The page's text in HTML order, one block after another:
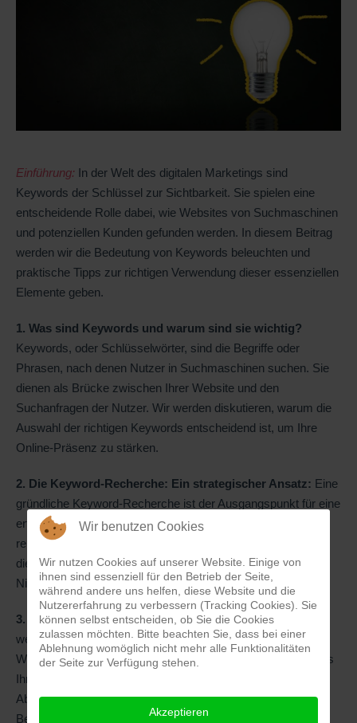
Einführung: In der Welt des digitalen Marketings sind
Keywords der Schlüssel zur Sichtbarkeit. Sie spielen eine
entscheidende Rolle dabei, wie Websites von Suchmaschinen
und potenziellen Kunden gefunden werden. In diesem Beitrag
werden wir die Bedeutung von Keywords beleuchten und
praktische Tipps zur richtigen Verwendung dieser essenziellen
Elemente geben.
1. Was sind Keywords und warum sind sie wichtig?
Keywords, oder Schlüsselwörter, sind die Begriffe oder
Phrasen, nach denen Nutzer in Suchmaschinen suchen. Sie
dienen als Brücke zwischen Ihrer Website und den
Suchanfragen der Nutzer. Wir werden diskutieren, warum die
Auswahl der richtigen Keywords entscheidend ist, um Ihre
Online-Präsenz zu stärken.
2. Die Keyword-Recherche: Ein strategischer Ansatz: Eine
gründliche Keyword-Recherche ist der Ausgangspunkt für eine
erfolgreiche SEO-Strategie. Wir werden erläutern, wie man
relevante Keywords findet, ihre Suchvolumina analysiert und
die Konkurrenz bewertet, um die besten Begriffe für Ihre
Nische auszuwählen.
3. On-Page-Optimierung: Integration von Keywords:
werden besprechen, wie man Keywords in den Inhalt einer
Website einbindet, um Suchmaschinen zu signalisieren, dass
Ihre Seite zu bestimmten Themen relevant ist. Dieser
Abschnitt behandelt Aspekte wie Title-Tags, Meta-
Beschreibungen, Überschriften, Absatztexte und interne
Wir benutzen Cookies
Wir nutzen Cookies auf unserer Website. Einige von
ihnen sind essenziell für den Betrieb der Seite,
während andere uns helfen, diese Website und die
Nutzererfahrung zu verbessern (Tracking Cookies). Sie
können selbst entscheiden, ob Sie die Cookies
zulassen möchten. Bitte beachten Sie, dass bei einer
Ablehnung womöglich nicht mehr alle Funktionalitäten
der Seite zur Verfügung stehen.
Akzeptieren